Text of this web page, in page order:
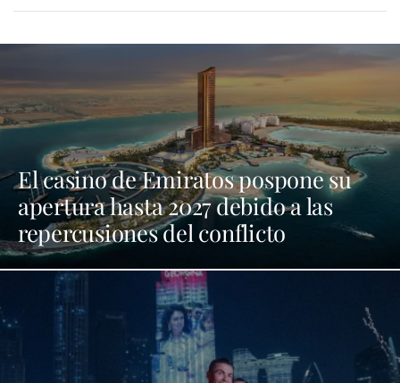
El casino de Emiratos pospone su
apertura hasta 2027 debido a las
repercusiones del conflicto